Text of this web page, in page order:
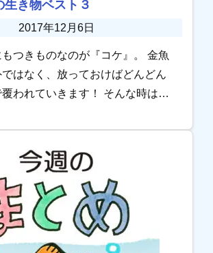
き物ベスト３
2017年12月6日
つきものなのが『コケ』。 金魚
はなく、放っておけばどんどん
われていきます！ そんな時はエ
性が悪いです。 金魚水槽に安心